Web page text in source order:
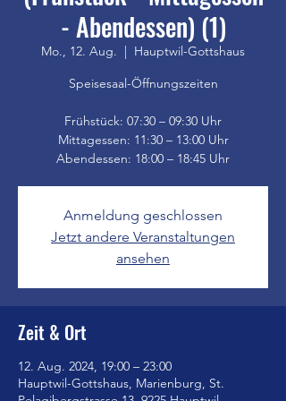
- Abendessen) (1)
Mo., 12. Aug.
  |
Hauptwil-Gottshaus
Speisesaal-Öffnungszeiten
Frühstück: 07:30 – 09:30 Uhr
Mittagessen: 11:30 – 13:00 Uhr
Anmeldung geschlossen
Jetzt andere Veranstaltungen
ansehen
Zeit & Ort
12. Aug. 2024, 19:00 – 23:00
Hauptwil-Gottshaus, Marienburg, St.